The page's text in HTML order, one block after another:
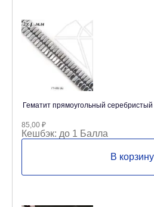
Гематит прямоугольный
85,00 ₽
Кешбэк: до 1 Балла
В корзину